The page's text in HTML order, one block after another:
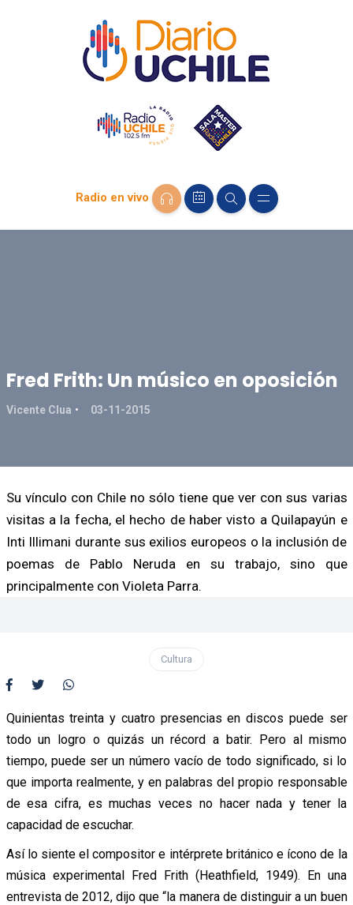
Radio en vivo
Fred Frith: Un músico en oposición
Vicente Clua 03-11-2015
Su vínculo con Chile no sólo tiene que ver con sus varias
visitas a la fecha, el hecho de haber visto a Quilapayún e
Inti Illimani durante sus exilios europeos o la inclusión de
poemas de Pablo Neruda en su trabajo, sino que
principalmente con Violeta Parra.
Cultura
Quinientas treinta y cuatro presencias en discos puede ser
todo un logro o quizás un récord a batir. Pero al mismo
tiempo, puede ser un número vacío de todo significado, si lo
que importa realmente, y en palabras del propio responsable
de esa cifra, es muchas veces no hacer nada y tener la
capacidad de escuchar.
Así lo siente el compositor e intérprete británico e ícono de la
música experimental Fred Frith (Heathfield, 1949). En una
entrevista de 2012, dijo que “la manera de distinguir a un buen